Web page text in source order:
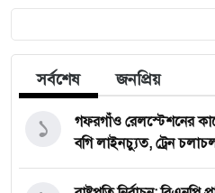
সর্বশেষ জনপ্রিয়
গফরগাঁও রেলস্টেশনের
বগি লাইনচ্যুত, ট্রেন
১